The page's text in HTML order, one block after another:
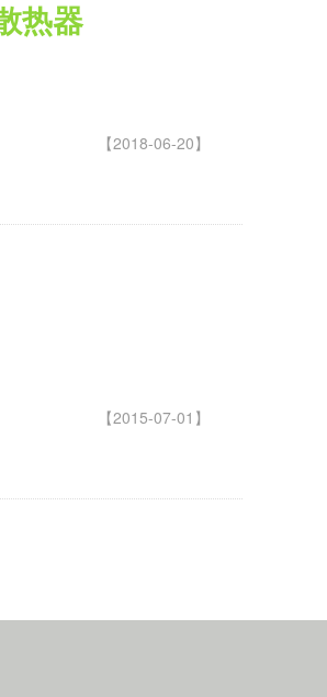
热器
【2018-06-20】
【2015-07-01】